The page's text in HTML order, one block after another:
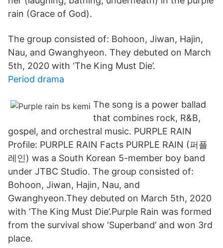
rain (Grace of God).
The group consisted of: Bohoon, Jiwan, Hajin,
Nau, and Gwanghyeon. They debuted on March
5th, 2020 with ‘The King Must Die’.
Period drama
The song is a power ballad
that combines rock, R&B,
gospel, and orchestral music. PURPLE RAIN
Profile: PURPLE RAIN Facts PURPLE RAIN (퍼플
레인) was a South Korean 5-member boy band
under JTBC Studio. The group consisted of:
Bohoon, Jiwan, Hajin, Nau, and
Gwanghyeon.They debuted on March 5th, 2020
with ‘The King Must Die’.Purple Rain was formed
from the survival show ‘Superband’ and won 3rd
place.